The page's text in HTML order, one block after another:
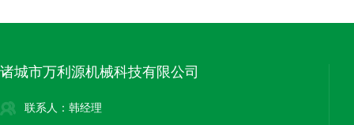
诸城市万利源机械科技有限公司
联系人：韩经理